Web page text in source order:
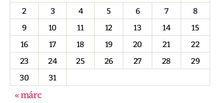
2
3 4 5 6 7
8
9
10 11 12 13 14
15
16
17 18 19 20 21
22
23
24 25 26 27 28
29
30
31
« márc